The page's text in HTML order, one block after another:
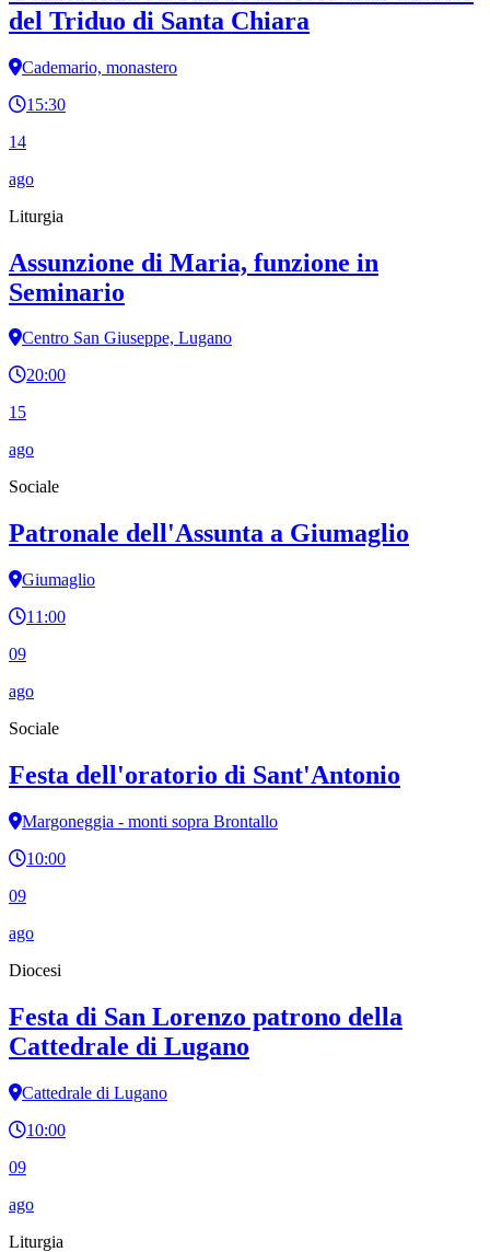
del Triduo di Santa Chiara
Cademario, monastero
15:30
14
ago
Liturgia
Assunzione di Maria, funzione in
Seminario
Centro San Giuseppe, Lugano
20:00
15
ago
Sociale
Patronale dell'Assunta a Giumaglio
Giumaglio
11:00
09
ago
Sociale
Festa dell'oratorio di Sant'Antonio
Margoneggia - monti sopra Brontallo
10:00
09
ago
Diocesi
Festa di San Lorenzo patrono della
Cattedrale di Lugano
Cattedrale di Lugano
10:00
09
ago
Liturgia